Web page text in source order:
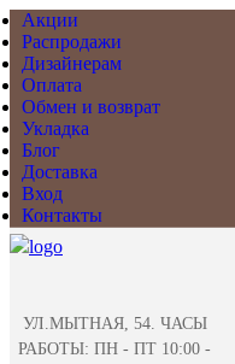
Акции
Распродажи
Дизайнерам
Оплата
Обмен и возврат
Укладка
Блог
Доставка
Вход
Контакты
УЛ.МЫТНАЯ, 54. ЧАСЫ
РАБОТЫ: ПН - ПТ 10:00 -